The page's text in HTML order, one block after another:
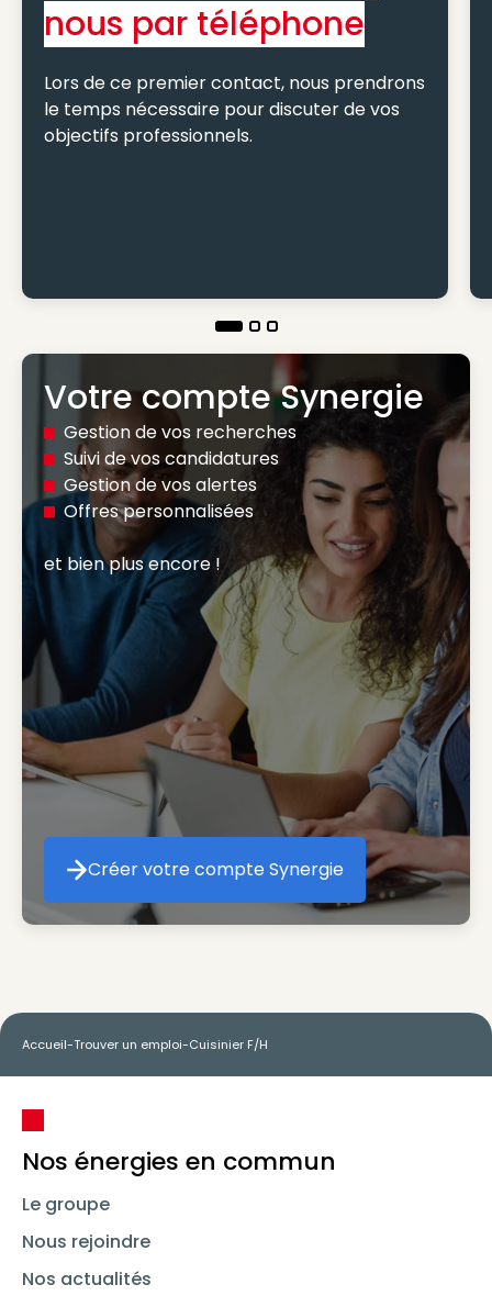
nous par téléphone
Lors de ce premier contact, nous prendrons
le temps nécessaire pour discuter de vos
objectifs professionnels.
Votre compte Synergie
Gestion de vos recherches
Suivi de vos candidatures
Gestion de vos alertes
Offres personnalisées
et bien plus encore !
Créer votre compte Synergie
Créer votre compte Synergie
Accueil-Trouver un emploi-Cuisinier F/H
Nos énergies en commun
Le groupe
Nous rejoindre
Nos actualités